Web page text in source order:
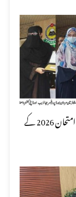
تعلیمی بورڈ مردان نے ایس ایس سی سالانہ اول امتحان 2026 کے